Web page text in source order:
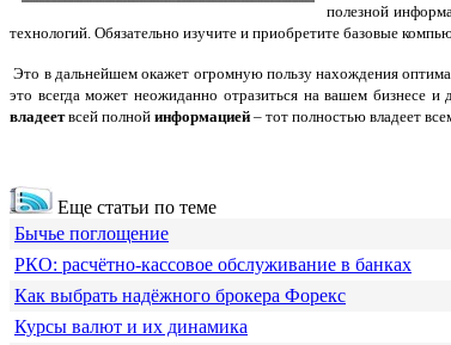
полезной
технологий. Обязательно изучите и приобретите базовые
Это в дальнейшем окажет огромную пользу нахождения
это всегда может неожиданно отразиться на вашем бизнесе
владеетвсей полной информацией – тот полностью владеет
Еще статьи по теме
Бычье поглощение
РКО: расчётно-кассовое обслуживание в банках
Как выбрать надёжного брокера Форекс
Курсы валют и их динамика